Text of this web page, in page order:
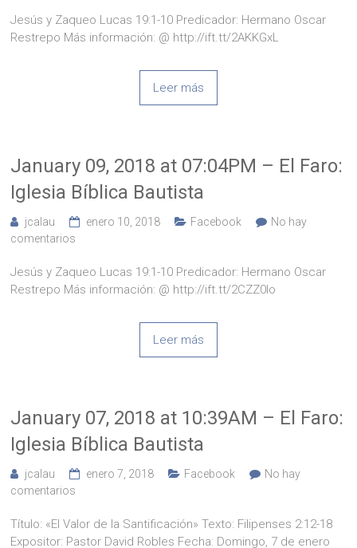
Jesús y Zaqueo Lucas 19:1-10 Predicador: Hermano Oscar
Restrepo Más información: @ http://ift.tt/2AKKGxL
Leer más
January 09, 2018 at 07:04PM – El Faro:
Iglesia Bíblica Bautista
jcalau enero 10, 2018 Facebook
No hay
comentarios
Jesús y Zaqueo Lucas 19:1-10 Predicador: Hermano Oscar
Restrepo Más información: @ http://ift.tt/2CZZ0Io
Leer más
January 07, 2018 at 10:39AM – El Faro:
Iglesia Bíblica Bautista
jcalau enero 7, 2018 Facebook
No hay
comentarios
Título: «El Valor de la Santificación» Texto: Filipenses 2:12-18
Expositor: Pastor David Robles Fecha: Domingo, 7 de enero